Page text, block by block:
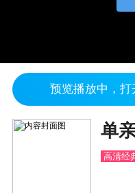
预览播放中，打
单
高清经